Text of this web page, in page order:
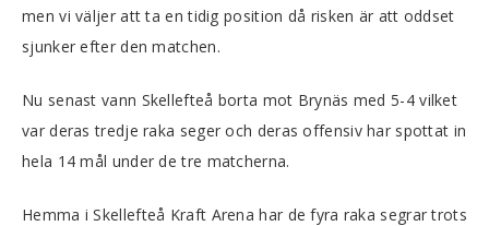
men vi väljer att ta en tidig position då risken är att oddset
sjunker efter den matchen.
Nu senast vann Skellefteå borta mot Brynäs med 5-4 vilket
var deras tredje raka seger och deras offensiv har spottat in
hela 14 mål under de tre matcherna.
Hemma i Skellefteå Kraft Arena har de fyra raka segrar trots